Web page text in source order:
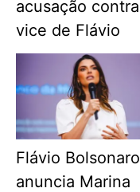
acusação contra
vice de Flávio
Flávio Bolsonaro
anuncia Marina